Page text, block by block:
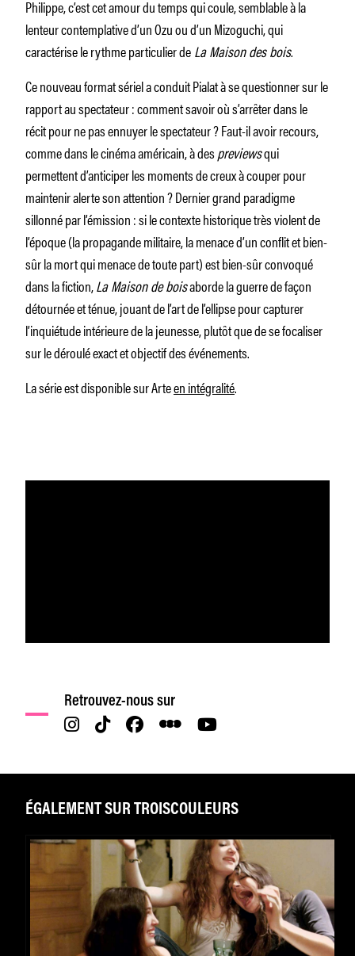
Philippe, c’est cet amour du temps qui coule, semblable à la
lenteur contemplative d’un Ozu ou d’un Mizoguchi, qui
caractérise le rythme particulier deLa Maison des bois.
Ce nouveau format sériel a conduit Pialat à se questionner sur le
rapport au spectateur : comment savoir où s’arrêter dans le
récit pour ne pas ennuyer le spectateur ? Faut-il avoir recours,
comme dans le cinéma américain, à despreviewsqui
permettent d’anticiper les moments de creux à couper pour
maintenir alerte son attention ? Dernier grand paradigme
sillonné par l’émission : si le contexte historique très violent de
l’époque (la propagande militaire, la menace d’un conflit et bien-
sûr la mort qui menace de toute part) est bien-sûr convoqué
dans la fiction,La Maison de boisaborde la guerre de façon
détournée et ténue, jouant de l’art de l’ellipse pour capturer
l’inquiétude intérieure de la jeunesse, plutôt que de se focaliser
sur le déroulé exact et objectif des événements.
La série est disponible sur Arteen intégralité.
Retrouvez-nous sur
ÉGALEMENT SUR TROISCOULEURS